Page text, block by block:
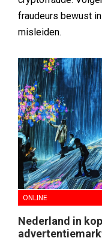
fraudeurs bewust
misleiden.
ONLINE
Nederland in